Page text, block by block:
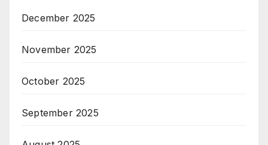
December 2025
November 2025
October 2025
September 2025